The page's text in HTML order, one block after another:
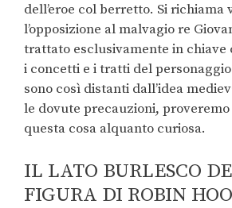
dell’eroe col berretto. Si richiama
l’opposizione al malvagio re
trattato esclusivamente in chiave
i concetti e i tratti del
sono così distanti dall’idea
le dovute precauzioni, proveremo
questa cosa alquanto curiosa.
IL LATO BURLESCO
FIGURA DI ROBIN